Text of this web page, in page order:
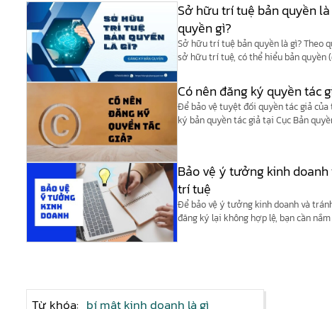
Sở hữu trí tuệ bản quyền
quyền gì?
Sở hữu trí tuệ bản quyền là gì? Theo
sở hữu trí tuệ, có thể hiểu bản quyền
Có nên đăng ký quyền tác
Để bảo vệ tuyệt đối quyền tác giả
ký bản quyền tác giả tại Cục Bản
Bảo vệ ý tưởng kinh
trí tuệ
Để bảo vệ ý tưởng kinh doanh và
đăng ký lại không hợp lệ, bạn cần
Từ khóa: bí mật kinh doanh là gì